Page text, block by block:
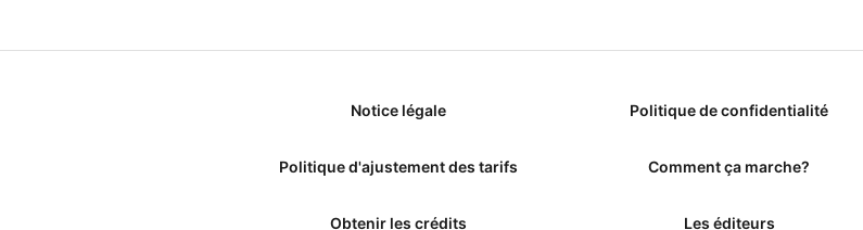
Notice légale Politique de confidentialité
Politique d'ajustement des tarifs Comment ça marche?
Obtenir les crédits Les éditeurs